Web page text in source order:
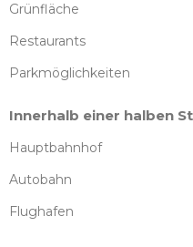
Grünfläche
Restaurants
Parkmöglichkeiten
Innerhalb einer halben
Hauptbahnhof
Autobahn
Flughafen